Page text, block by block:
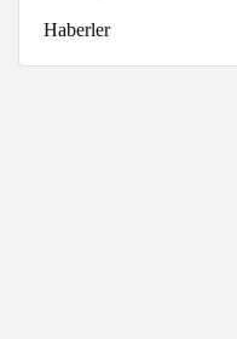
Haberler